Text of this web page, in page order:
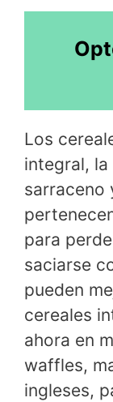
Los
integral,
sarraceno
para
saciarse
pueden
cereales
ahora en
waffles,
ingleses,